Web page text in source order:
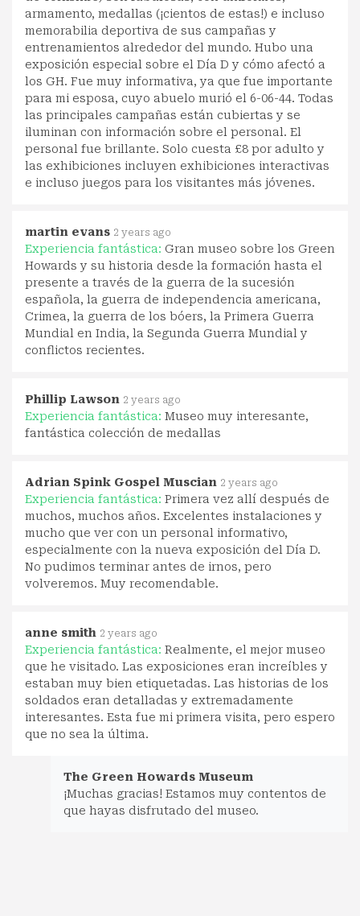
armamento, medallas (¡cientos de estas!) e incluso
memorabilia deportiva de sus campañas y
entrenamientos alrededor del mundo. Hubo una
exposición especial sobre el Día D y cómo afectó a
los GH. Fue muy informativa, ya que fue importante
para mi esposa, cuyo abuelo murió el 6-06-44. Todas
las principales campañas están cubiertas y se
iluminan con información sobre el personal. El
personal fue brillante. Solo cuesta £8 por adulto y
las exhibiciones incluyen exhibiciones interactivas
e incluso juegos para los visitantes más jóvenes.
martin evans 2 years ago
Experiencia fantástica: Gran museo sobre los Green
Howards y su historia desde la formación hasta el
presente a través de la guerra de la sucesión
española, la guerra de independencia americana,
Crimea, la guerra de los bóers, la Primera Guerra
Mundial en India, la Segunda Guerra Mundial y
conflictos recientes.
Phillip Lawson 2 years ago
Experiencia fantástica: Museo muy interesante,
fantástica colección de medallas
Adrian Spink Gospel Muscian 2 years ago
Experiencia fantástica: Primera vez allí después de
muchos, muchos años. Excelentes instalaciones y
mucho que ver con un personal informativo,
especialmente con la nueva exposición del Día D.
No pudimos terminar antes de irnos, pero
volveremos. Muy recomendable.
anne smith 2 years ago
Experiencia fantástica: Realmente, el mejor museo
que he visitado. Las exposiciones eran increíbles y
estaban muy bien etiquetadas. Las historias de los
soldados eran detalladas y extremadamente
interesantes. Esta fue mi primera visita, pero espero
que no sea la última.
The Green Howards Museum
¡Muchas gracias! Estamos muy contentos de
que hayas disfrutado del museo.